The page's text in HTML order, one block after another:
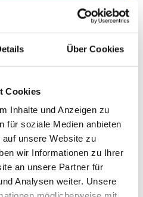
Über Cookies
Cookies
Inhalte und Anzeigen zu
für soziale Medien anbieten
unsere Website zu
wir Informationen zu Ihrer
an unsere Partner für
Analysen weiter. Unsere
Beiträge
KÖLN